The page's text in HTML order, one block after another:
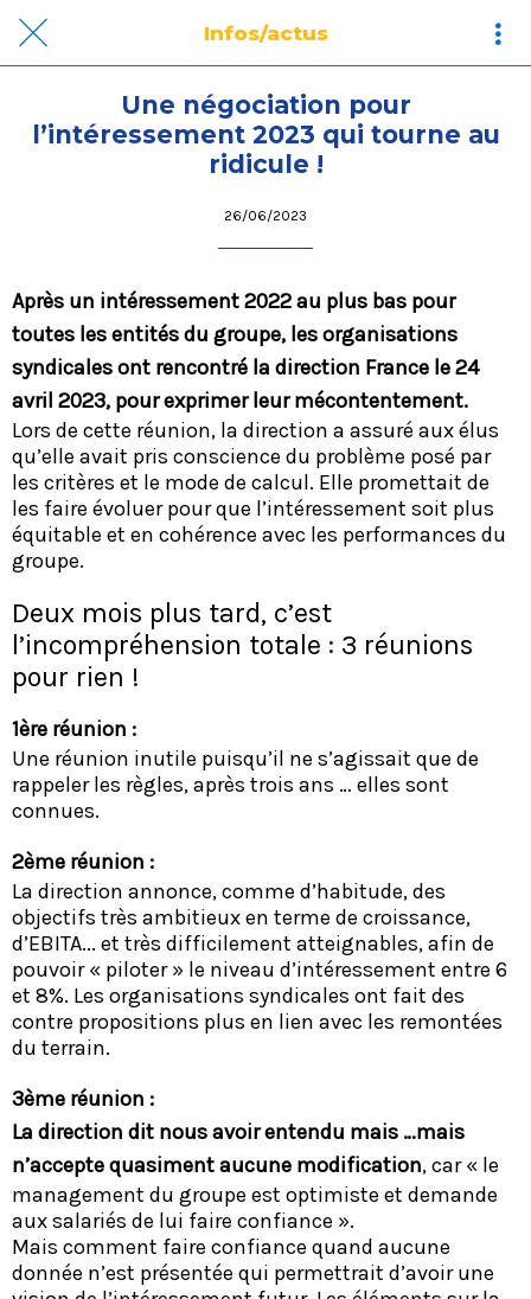
Infos/actus
Une négociation pour
l’intéressement 2023 qui tourne au
ridicule !
26/06/2023
Après un intéressement 2022 au plus bas pour
toutes les entités du groupe, les organisations
syndicales ont rencontré la direction France le 24
avril 2023, pour exprimer leur mécontentement.
Lors de cette réunion, la direction a assuré aux élus
qu’elle avait pris conscience du problème posé par
les critères et le mode de calcul. Elle promettait de
les faire évoluer pour que l’intéressement soit plus
équitable et en cohérence avec les performances du
groupe.
Deux mois plus tard, c’est
l’incompréhension totale : 3 réunions
pour rien !
1ère réunion :
Une réunion inutile puisqu’il ne s’agissait que de
rappeler les règles, après trois ans … elles sont
connues.
2ème réunion :
La direction annonce, comme d’habitude, des
objectifs très ambitieux en terme de croissance,
d’EBITA... et très difficilement atteignables, afin de
pouvoir « piloter » le niveau d’intéressement entre 6
et 8%. Les organisations syndicales ont fait des
contre propositions plus en lien avec les remontées
du terrain.
3ème réunion :
La direction dit nous avoir entendu mais …mais
n’accepte quasiment aucune modification, car « le
management du groupe est optimiste et demande
aux salariés de lui faire confiance ».
Mais comment faire confiance quand aucune
donnée n’est présentée qui permettrait d’avoir une